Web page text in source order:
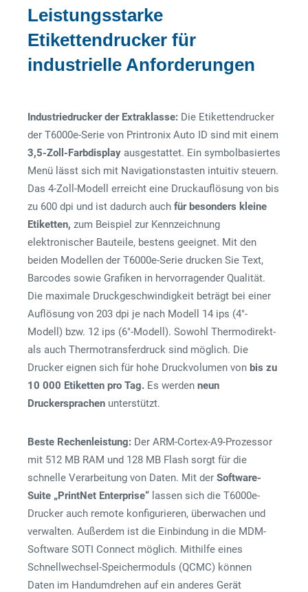
Leistungsstarke
Etikettendrucker für
industrielle Anforderungen
Industriedrucker der Extraklasse: Die Etikettendrucker
der T6000e-Serie von Printronix Auto ID sind mit einem
3,5-Zoll-Farbdisplay ausgestattet. Ein symbolbasiertes
Menü lässt sich mit Navigationstasten intuitiv steuern.
Das 4-Zoll-Modell erreicht eine Druckauflösung von bis
zu 600 dpi und ist dadurch auch für besonders kleine
Etiketten, zum Beispiel zur Kennzeichnung
elektronischer Bauteile, bestens geeignet. Mit den
beiden Modellen der T6000e-Serie drucken Sie Text,
Barcodes sowie Grafiken in hervorragender Qualität.
Die maximale Druckgeschwindigkeit beträgt bei einer
Auflösung von 203 dpi je nach Modell 14 ips (4″-
Modell) bzw. 12 ips (6″-Modell). Sowohl Thermodirekt-
als auch Thermotransferdruck sind möglich. Die
Drucker eignen sich für hohe Druckvolumen von bis zu
10 000 Etiketten pro Tag. Es werden neun
Druckersprachen unterstützt.
Beste Rechenleistung: Der ARM-Cortex-A9-Prozessor
mit 512 MB RAM und 128 MB Flash sorgt für die
schnelle Verarbeitung von Daten. Mit der Software-
Suite „PrintNet Enterprise“ lassen sich die T6000e-
Drucker auch remote konfigurieren, überwachen und
verwalten. Außerdem ist die Einbindung in die MDM-
Software SOTI Connect möglich. Mithilfe eines
Schnellwechsel-Speichermoduls (QCMC) können
Daten im Handumdrehen auf ein anderes Gerät